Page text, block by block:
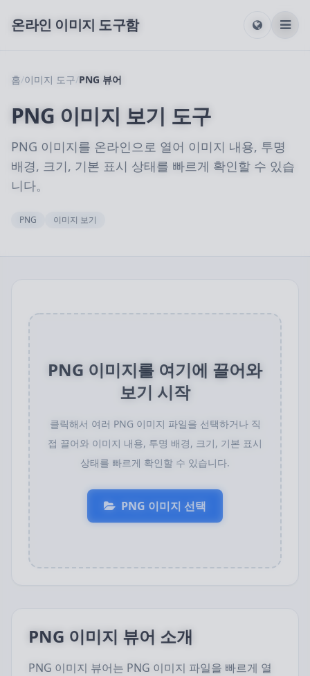
온라인 이미지 도구함
홈/이미지 도구/PNG 뷰어
PNG 이미지 보기 도구
PNG 이미지를 온라인으로 열어 이미지 내용, 투명
배경, 크기, 기본 표시 상태를 빠르게 확인할 수 있습
니다。
PNG 이미지 보기
PNG 이미지를 여기에 끌어와
보기 시작
클릭해서 여러 PNG 이미지 파일을 선택하거나 직
접 끌어와 이미지 내용, 투명 배경, 크기, 기본 표시
상태를 빠르게 확인할 수 있습니다.
PNG 이미지 선택
PNG 이미지 뷰어 소개
PNG 이미지 뷰어는 PNG 이미지 파일을 빠르게 열